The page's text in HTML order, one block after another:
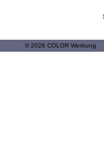
© 2026 COLOR Werbung